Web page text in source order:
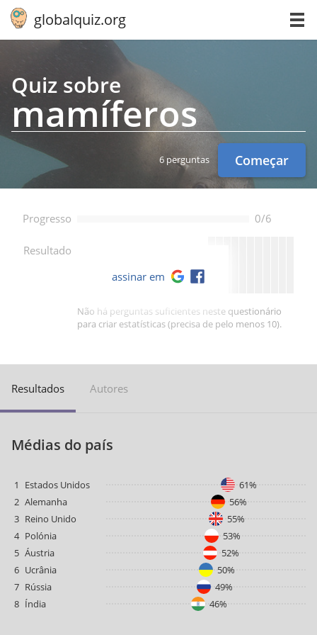
globalquiz.org
Quiz sobre
ma­mí­fe­ros
6 perguntas Começar
Progresso 0/6
Resultado --
Não há perguntas suficientes neste questionário
para criar estatísticas (precisa de pelo menos 10).
assinar em
Resultados Autores
Médias do país
1 Estados Unidos
61%
2 Alemanha
56%
3 Reino Unido
55%
4 Polónia
53%
5 Áustria
52%
6 Ucrânia
50%
7 Rússia
49%
8 Índia 46%